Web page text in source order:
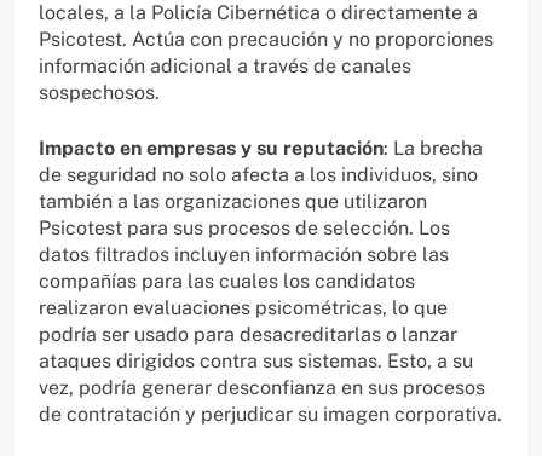
locales, a la Policía Cibernética o directamente a
Psicotest. Actúa con precaución y no proporciones
información adicional a través de canales
sospechosos.
Impacto en empresas y su reputación: La brecha
de seguridad no solo afecta a los individuos, sino
también a las organizaciones que utilizaron
Psicotest para sus procesos de selección. Los
datos filtrados incluyen información sobre las
compañías para las cuales los candidatos
realizaron evaluaciones psicométricas, lo que
podría ser usado para desacreditarlas o lanzar
ataques dirigidos contra sus sistemas. Esto, a su
vez, podría generar desconfianza en sus procesos
de contratación y perjudicar su imagen corporativa.